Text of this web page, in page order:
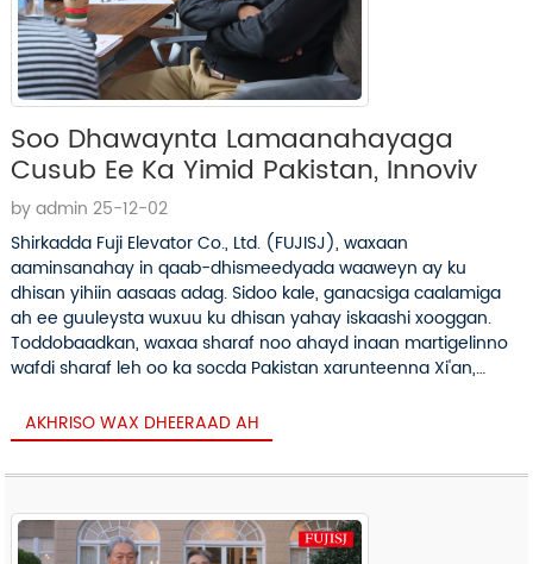
Soo Dhawaynta Lamaanahayaga
Cusub Ee Ka Yimid Pakistan, Innoviv
by admin 25-12-02
Shirkadda Fuji Elevator Co., Ltd. (FUJISJ), waxaan
aaminsanahay in qaab-dhismeedyada waaweyn ay ku
dhisan yihiin aasaas adag. Sidoo kale, ganacsiga caalamiga
ah ee guuleysta wuxuu ku dhisan yahay iskaashi xooggan.
Toddobaadkan, waxaa sharaf noo ahayd inaan martigelinno
wafdi sharaf leh oo ka socda Pakistan xarunteenna Xi'an,
AKHRISO WAX DHEERAAD AH